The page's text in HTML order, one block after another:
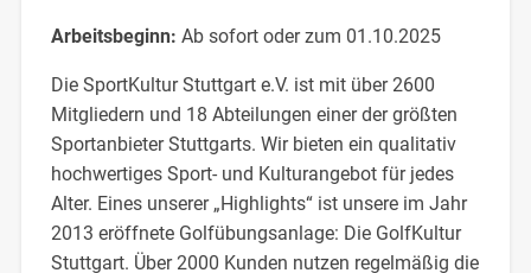
Arbeitsbeginn: Ab sofort oder zum 01.10.2025
Die SportKultur Stuttgart e.V. ist mit über 2600
Mitgliedern und 18 Abteilungen einer der größten
Sportanbieter Stuttgarts. Wir bieten ein qualitativ
hochwertiges Sport- und Kulturangebot für jedes
Alter. Eines unserer „Highlights“ ist unsere im Jahr
2013 eröffnete Golfübungsanlage: Die GolfKultur
Stuttgart. Über 2000 Kunden nutzen regelmäßig die